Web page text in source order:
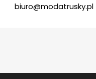
biuro@modatrusky.pl